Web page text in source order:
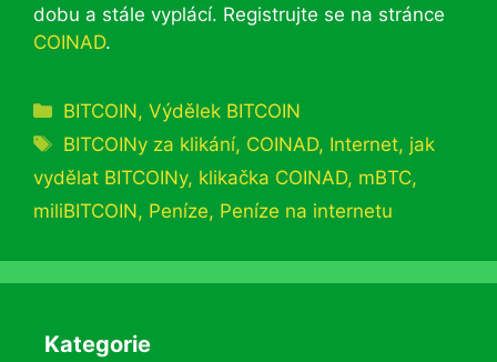
dobu a stále vyplácí. Registrujte se na stránce
COINAD.
Rubriky
BITCOIN,Výdělek BITCOIN
Štítky
BITCOINy za klikání, COINAD, Internet, jak
vydělat BITCOINy, klikačka COINAD, mBTC,
miliBITCOIN, Peníze, Peníze na internetu
Kategorie